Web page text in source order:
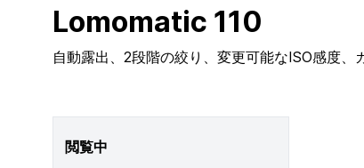
Lomomatic 110
自動露出、2段階の絞り、変更可能なISO感度
閲覧中